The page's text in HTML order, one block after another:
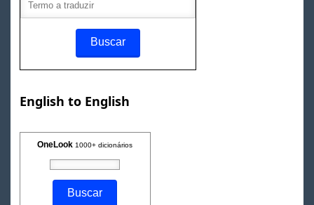
English to English
OneLook 1000+ dicionários